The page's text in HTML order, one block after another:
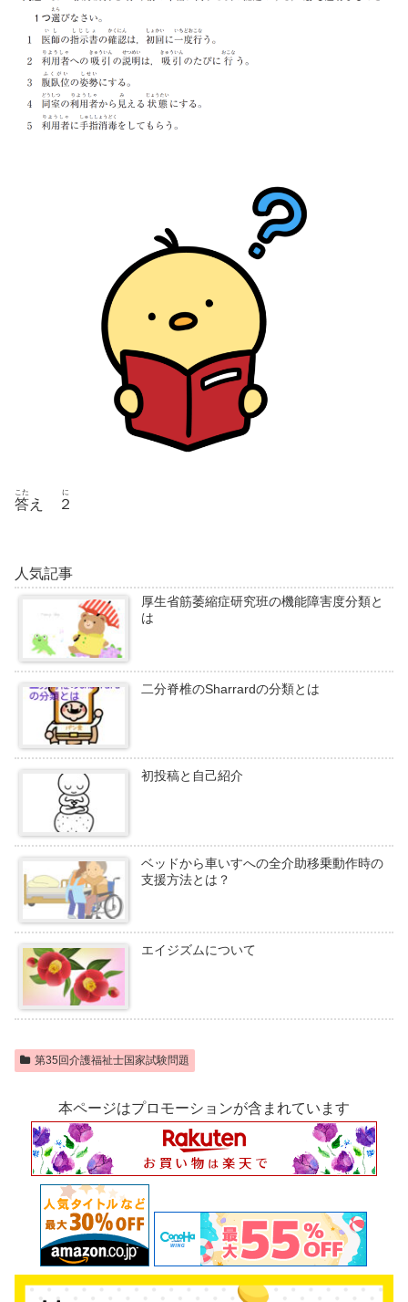
答
こた
え ２
に
人気記事
厚生省筋萎縮症研究班の機能障害度分類と
は
二分脊椎のSharrardの分類とは
初投稿と自己紹介
ベッドから車いすへの全介助移乗動作時の
支援方法とは？
エイジズムについて
第35回介護福祉士国家試験問題
本ページはプロモーションが含まれています